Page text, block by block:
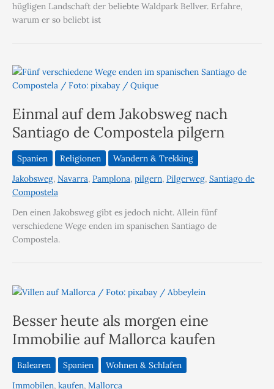
hügligen Landschaft der beliebte Waldpark Bellver. Erfahre,
warum er so beliebt ist
Einmal auf dem Jakobsweg nach
Santiago de Compostela pilgern
Spanien Religionen
Wandern & Trekking
Jakobsweg, Navarra, Pamplona, pilgern, Pilgerweg, Santiago de
Compostela
Den einen Jakobsweg gibt es jedoch nicht. Allein fünf
verschiedene Wege enden im spanischen Santiago de
Compostela.
Besser heute als morgen eine
Immobilie auf Mallorca kaufen
Balearen Spanien
Wohnen & Schlafen
Immobilen, kaufen, Mallorca